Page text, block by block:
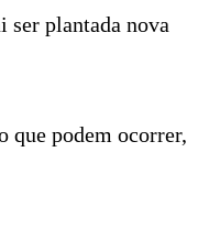
ser plantada nova
que podem ocorrer,